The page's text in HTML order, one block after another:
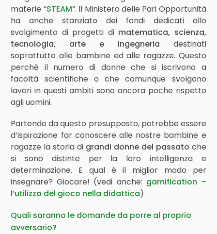
materie “STEAM“. Il Ministero delle Pari Opportunità
ha anche stanziato dei fondi dedicati allo
svolgimento di progetti di matematica, scienza,
tecnologia, arte e ingegneria destinati
soprattutto alle bambine ed alle ragazze. Questo
perchè il numero di donne che si iscrivono a
facoltà scientifiche o che comunque svolgono
lavori in questi ambiti sono ancora poche rispetto
agli uomini.
Partendo da questo presupposto, potrebbe essere
d’ispirazione far conoscere alle nostre bambine e
ragazze la storia di grandi donne del passato che
si sono distinte per la loro intelligenza e
determinazione. E qual è il miglior modo per
insegnare? Giocare! (vedi anche: gamification –
l’utilizzo del gioco nella didattica)
Quali saranno le domande da porre al proprio
avversario?